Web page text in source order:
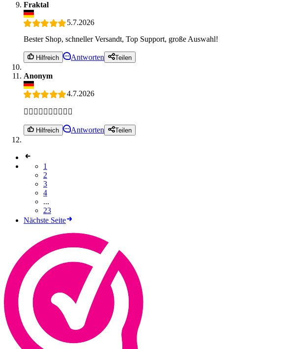
Fraktal
5.7.2026
Bester Shop, schneller Versandt, Top Support, große Auswahl!
Hilfreich Antworten Teilen
Anonym
4.7.2026
👍🏻👍🏻👍🏻👍🏻👍🏻
Hilfreich Antworten Teilen
1
2
3
4
...
23
Nächste Seite